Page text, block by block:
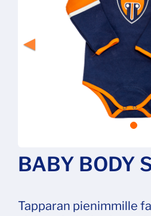
BABY BODY
Tapparan pienimmille